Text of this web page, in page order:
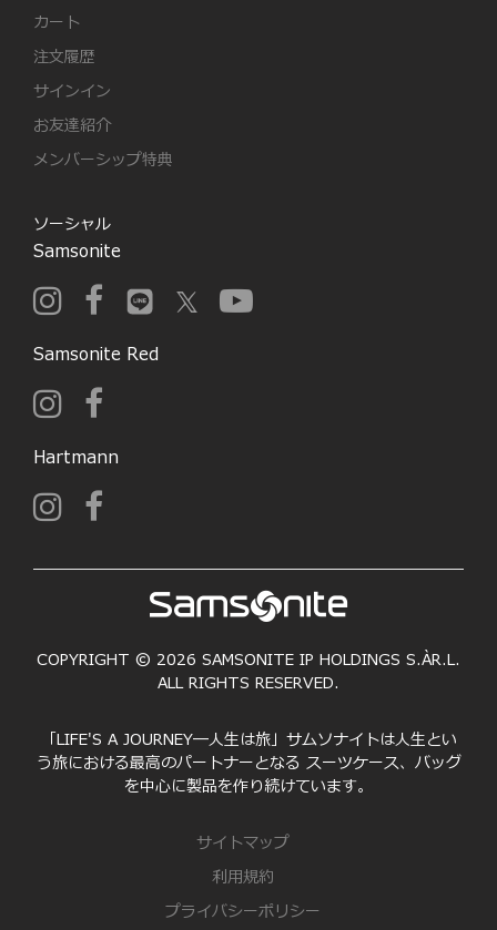
カート
注文履歴
サインイン
お友達紹介
メンバーシップ特典
ソーシャル
Samsonite
Samsonite Red
Hartmann
COPYRIGHT © 2026 SAMSONITE IP HOLDINGS S.ÀR.L.
ALL RIGHTS RESERVED.
「LIFE'S A JOURNEY―人生は旅」サムソナイトは人生とい
う旅における最高のパートナーとなる スーツケース、バッグ
を中心に製品を作り続けています。
サイトマップ
利用規約
プライバシーポリシー